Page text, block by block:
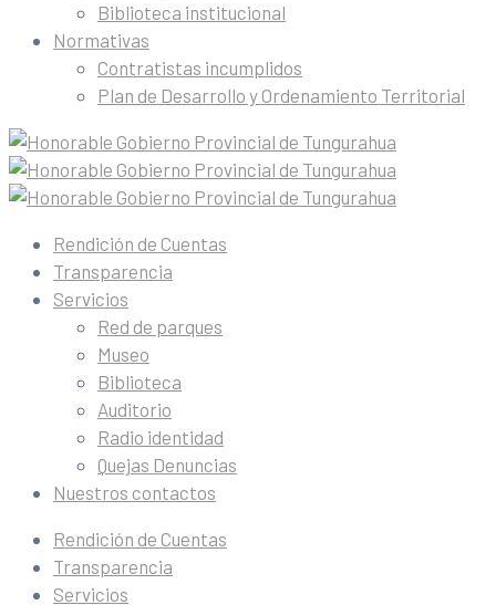
Biblioteca institucional
Normativas
Contratistas incumplidos
Plan de Desarrollo y Ordenamiento Territorial
Rendición de Cuentas
Transparencia
Servicios
Red de parques
Museo
Biblioteca
Auditorio
Radio identidad
Quejas Denuncias
Nuestros contactos
Rendición de Cuentas
Transparencia
Servicios